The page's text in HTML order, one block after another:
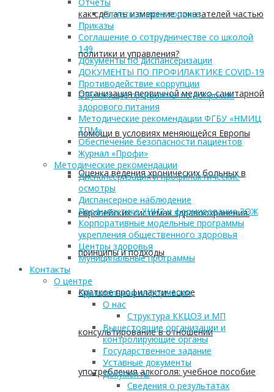
как сделать измерение показателей частью
политики и управления?
Организация первичной медико-санитарной
помощи в условиях меняющейся Европы
Оценка ведения хронических больных в
европейских системах здравоохранения:
принципы и подходы
Краткое профилактическое
консультирование в отношении
употребления алкоголя: учебное пособие
Отчеты о мониторинге
Приказы
Соглашение о сотрудничестве со школой
149
Документы по диспансеризации
ДОКУМЕНТЫ ПО ПРОФИЛАКТИКЕ COVID-19
Противодействие коррупции
Обучающие программы по вопросам
здорового питания
Методические рекомендации ФГБУ «НМИЦ
ТПМ»
Обеспечение безопасности пациентов
Журнал «Профи»
Методические рекомендации
Диспансеризация и профилактические
осмотры
Диспансерное наблюдение
Профилактика ХНИЗ и формирование ЗОЖ
Корпоративные модельные программы
укрепления общественного здоровья
Центры здоровья
Муниципальные программы
Контакты
О центре
Официальная информация
О нас
Структура ККЦОЗ и МП
Вышестоящие организации и
контролирующие органы
Государственное задание
Уставные документы
Документы
Сведения о результатах